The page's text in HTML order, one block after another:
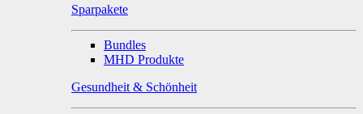
Sparpakete
Bundles
MHD Produkte
Gesundheit & Schönheit